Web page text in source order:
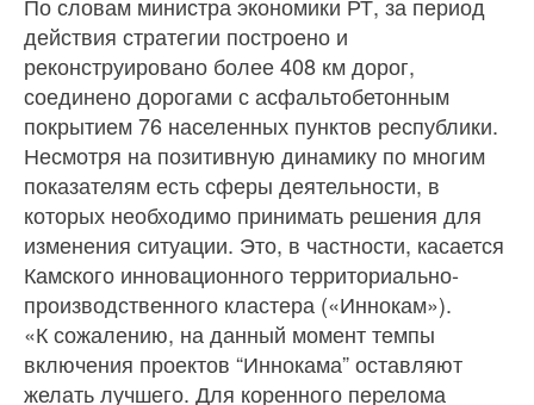
действия стратегии построено и
реконструировано более 408 км дорог,
соединено дорогами с асфальтобетонным
покрытием 76 населенных пунктов республики.
Несмотря на позитивную динамику по многим
показателям есть сферы деятельности, в
которых необходимо принимать решения для
изменения ситуации. Это, в частности, касается
Камского инновационного территориально-
производственного кластера («Иннокам»).
«К сожалению, на данный момент темпы
включения проектов “Иннокама” оставляют
желать лучшего. Для коренного перелома